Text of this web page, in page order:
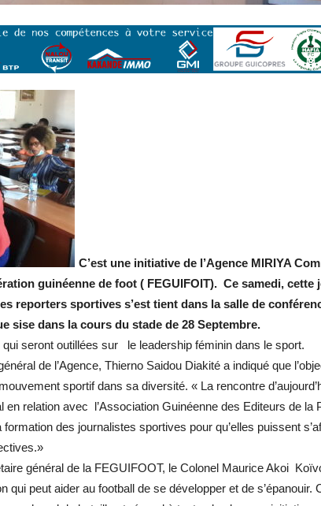
C’est une initiative de l’Agence MIRIYA
guinéenne de foot ( FEGUIFOIT). Ce samedi, cette
reporters sportives s’est tient dans la salle de
sise dans la cours du stade de 28 Septembre.
qui seront outillées sur le leadership féminin dans le sport.
de l’Agence, Thierno Saidou Diakité a indiqué que
sportif dans sa diversité. « La rencontre
en relation avec l’Association Guinéenne des Editeurs de la
des journalistes sportives pour qu’elles puissent
général de la FEGUIFOOT, le Colonel Maurice Akoi
qui peut aider au football de se développer et de s’épanouir.